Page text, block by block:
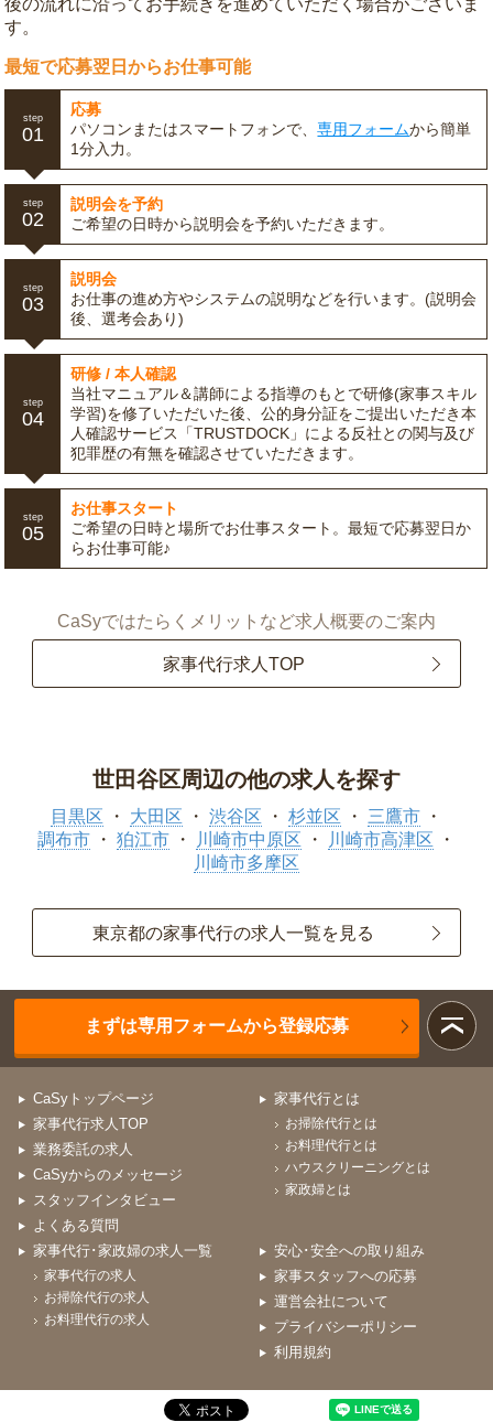
す。
最短で応募翌日からお仕事可能
step
01
応募
パソコンまたはスマートフォンで、専用フォームから簡単
1分入力。
step
02
説明会を予約
ご希望の日時から説明会を予約いただきます。
step
03
説明会
お仕事の進め方やシステムの説明などを行います。(説明会
後、選考会あり)
step
04
研修 / 本人確認
当社マニュアル＆講師による指導のもとで研修(家事スキル
学習)を修了いただいた後、公的身分証をご提出いただき本
人確認サービス「TRUSTDOCK」による反社との関与及び
犯罪歴の有無を確認させていただきます。
step
05
お仕事スタート
ご希望の日時と場所でお仕事スタート。最短で応募翌日か
らお仕事可能♪
CaSyではたらくメリットなど求人概要のご案内
家事代行求人TOP
世田谷区周辺の他の求人を探す
目黒区 大田区 渋谷区 杉並区
三鷹市
調布市
狛江市 川崎市中原区
川崎市高津区
川崎市多摩区
東京都の家事代行の求人一覧を見る
まずは専用フォームから登録応募
CaSyトップページ
家事代行求人TOP
業務委託の求人
CaSyからのメッセージ
スタッフインタビュー
よくある質問
家事代行とは
お掃除代行とは
お料理代行とは
ハウスクリーニングとは
家政婦とは
家事代行･家政婦の求人一覧
家事代行の求人
お掃除代行の求人
お料理代行の求人
安心･安全への取り組み
家事スタッフへの応募
運営会社について
プライバシーポリシー
利用規約